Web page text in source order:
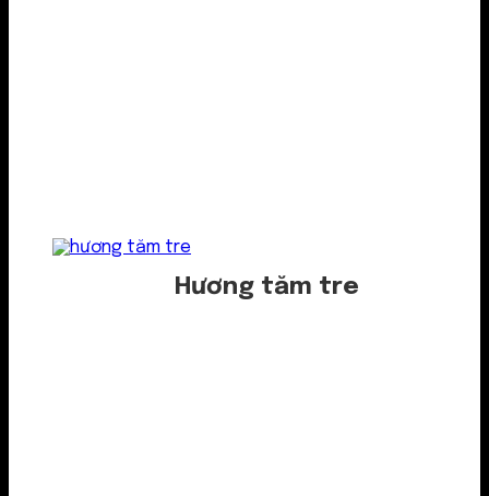
Hương tăm tre